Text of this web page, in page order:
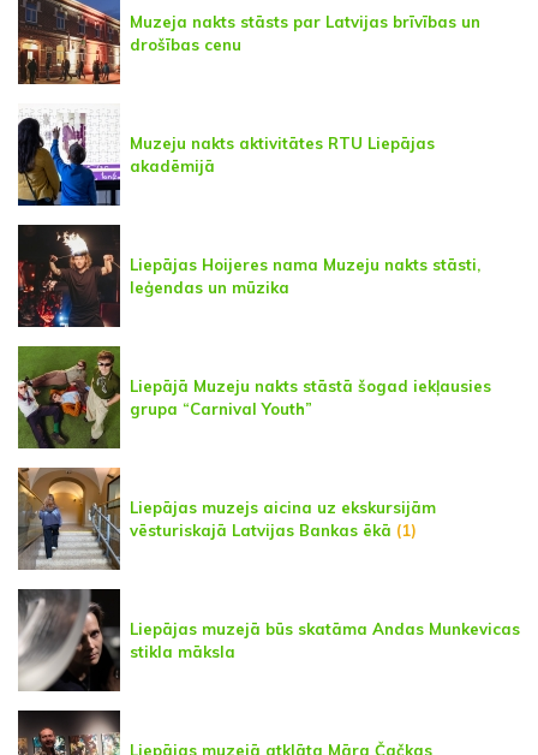
Muzeja nakts stāsts par Latvijas brīvības un
drošības cenu
Muzeju nakts aktivitātes RTU Liepājas
akadēmijā
Liepājas Hoijeres nama Muzeju nakts stāsti,
leģendas un mūzika
Liepājā Muzeju nakts stāstā šogad iekļausies
grupa “Carnival Youth”
Liepājas muzejs aicina uz ekskursijām
vēsturiskajā Latvijas Bankas ēkā (1)
Liepājas muzejā būs skatāma Andas Munkevicas
stikla māksla
Liepājas muzejā atklāta Māra Čačkas